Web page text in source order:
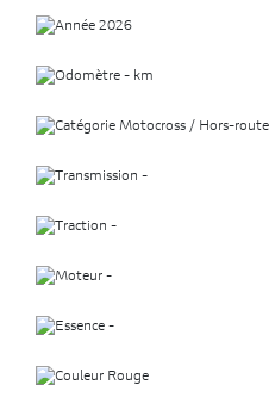
2026
- km
Motocross / Hors-route
-
-
-
-
Rouge